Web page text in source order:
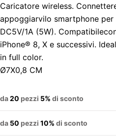
Caricatore wireless.
appoggiarvilo smartphone
DC5V/1A (5W).
iPhone® 8, X e successivi.
in full color.
Ø7X0,8 CM
da20 pezzi 5% di sconto
da 50 pezzi 10% di sconto